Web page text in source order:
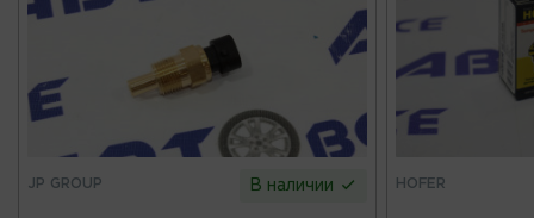
JP GROUP В наличии HOFER